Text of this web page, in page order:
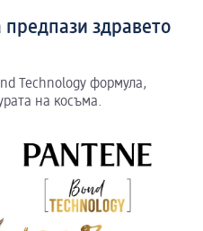
предпази здравето
Technology формула,
на косъма.